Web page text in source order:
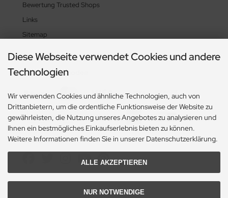
Bewertung Trusted Shops
Links
Sitemap
Zahlungsmethoden
Social Media
Diese Webseite verwendet Cookies und andere
Technologien
Wir verwenden Cookies und ähnliche Technologien, auch von
Drittanbietern, um die ordentliche Funktionsweise der Website zu
gewährleisten, die Nutzung unseres Angebotes zu analysieren und
Ihnen ein bestmögliches Einkaufserlebnis bieten zu können.
Weitere Informationen finden Sie in unserer Datenschutzerklärung.
ALLE AKZEPTIEREN
NUR NOTWENDIGE